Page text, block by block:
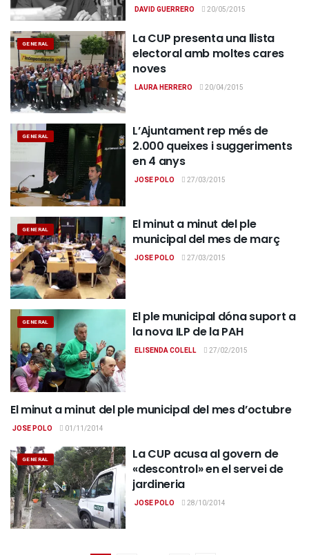
DAVID GUERRERO 20/05/2015
GENERAL
La CUP presenta una llista
electoral amb moltes cares
noves
LAURA HERRERO 20/04/2015
GENERAL
L’Ajuntament rep més de
2.000 queixes i suggeriments
en 4 anys
JOSE POLO 27/03/2015
GENERAL
El minut a minut del ple
municipal del mes de març
JOSE POLO 27/03/2015
GENERAL
El ple municipal dóna suport a
la nova ILP de la PAH
ELISENDA COLELL 27/02/2015
GENERAL
El minut a minut del ple municipal del mes d’octubre
JOSE POLO 01/11/2014
GENERAL
La CUP acusa al govern de
«descontrol» en el servei de
jardineria
JOSE POLO 28/10/2014